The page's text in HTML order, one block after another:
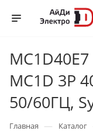
MC1D 3P
50/60ГЦ,
Главная — Каталог